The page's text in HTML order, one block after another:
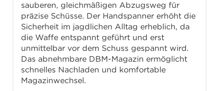
sauberen, gleichmäßigen Abzugsweg für
präzise Schüsse. Der Handspanner erhöht die
Sicherheit im jagdlichen Alltag erheblich, da
die Waffe entspannt geführt und erst
unmittelbar vor dem Schuss gespannt wird.
Das abnehmbare DBM-Magazin ermöglicht
schnelles Nachladen und komfortable
Magazinwechsel.